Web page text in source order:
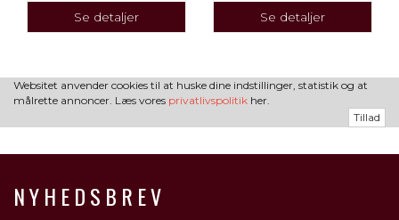
Se detaljer Se detaljer
Websitet anvender cookies til at huske dine indstillinger, statistik og at
målrette annoncer. Læs vores privatlivspolitik her.
Tillad
NYHEDSBREV